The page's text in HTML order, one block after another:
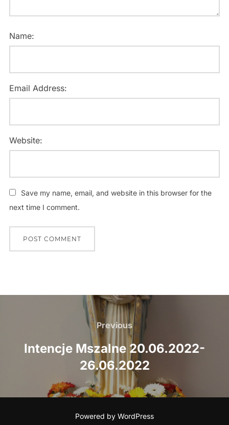
Name:
Email Address:
Website:
Save my name, email, and website in this browser for the
next time I comment.
Previous
Previous
Intencje Mszalne 20.06.2022-
26.06.2022
Powered by WordPress